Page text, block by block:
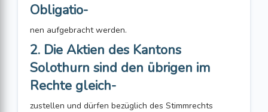
Obligatio-
nen aufgebracht werden.
2. Die Aktien des Kantons
Solothurn sind den übrigen im
Rechte gleich-
zustellen und dürfen bezüglich des Stimmrechts